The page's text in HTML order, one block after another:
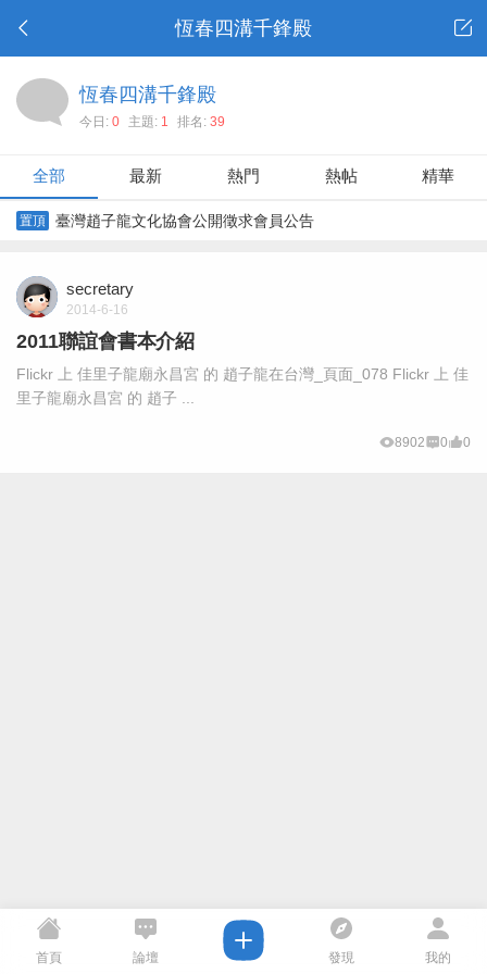
恆春四溝千鋒殿
恆春四溝千鋒殿
今日: 0 主題: 1 排名: 39
全部 最新 熱門 熱帖 精華
置頂 臺灣趙子龍文化協會公開徵求會員公告
secretary
2014-6-16
2011聯誼會書本介紹
Flickr 上 佳里子龍廟永昌宮 的 趙子龍在台灣_頁面_078 Flickr 上 佳
里子龍廟永昌宮 的 趙子 ...
8902 0 0
首頁 論壇 發現 我的